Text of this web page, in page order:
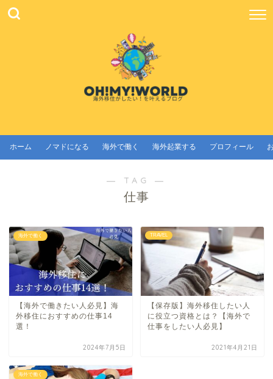
ホーム ノマドになる 海外で働く 海外起業する プロフィール
― TAG ―
仕事
海外で働く
【海外で働きたい人必見】海
外移住におすすめの仕事14
選！
2024年7月5日
TRAVEL
【保存版】海外移住したい人
に役立つ資格とは？【海外で
仕事をしたい人必見】
2021年4月21日
海外で働く